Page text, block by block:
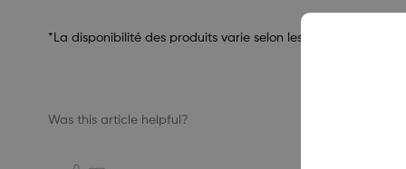
*La disponibilité des produits varie selon les pays
Was this article helpful?